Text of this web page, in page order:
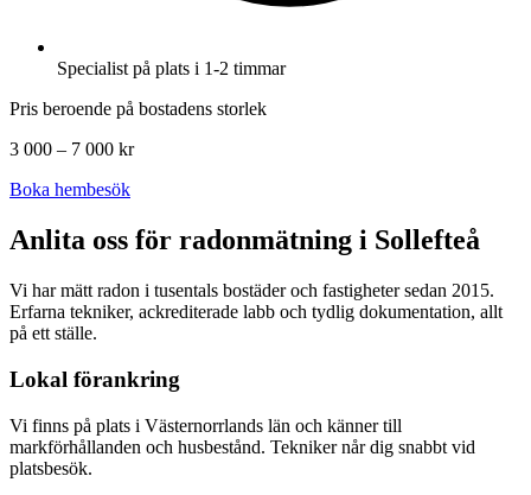
Specialist på plats i 1-2 timmar
Pris beroende på bostadens storlek
3 000 – 7 000 kr
Boka hembesök
Anlita oss för radonmätning i Sollefteå
Vi har mätt radon i tusentals bostäder och fastigheter sedan 2015.
Erfarna tekniker, ackrediterade labb och tydlig dokumentation, allt
på ett ställe.
Lokal förankring
Vi finns på plats i Västernorrlands län och känner till
markförhållanden och husbestånd. Tekniker når dig snabbt vid
platsbesök.